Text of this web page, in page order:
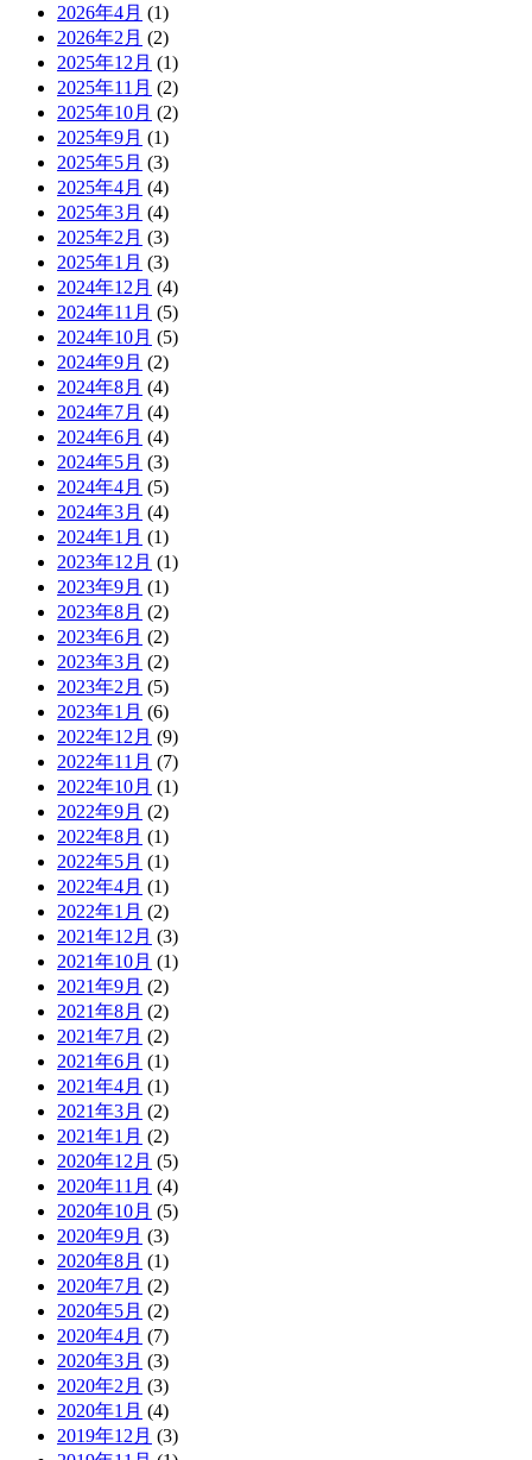
2026年4月 (1)
2026年2月 (2)
2025年12月 (1)
2025年11月 (2)
2025年10月 (2)
2025年9月 (1)
2025年5月 (3)
2025年4月 (4)
2025年3月 (4)
2025年2月 (3)
2025年1月 (3)
2024年12月 (4)
2024年11月 (5)
2024年10月 (5)
2024年9月 (2)
2024年8月 (4)
2024年7月 (4)
2024年6月 (4)
2024年5月 (3)
2024年4月 (5)
2024年3月 (4)
2024年1月 (1)
2023年12月 (1)
2023年9月 (1)
2023年8月 (2)
2023年6月 (2)
2023年3月 (2)
2023年2月 (5)
2023年1月 (6)
2022年12月 (9)
2022年11月 (7)
2022年10月 (1)
2022年9月 (2)
2022年8月 (1)
2022年5月 (1)
2022年4月 (1)
2022年1月 (2)
2021年12月 (3)
2021年10月 (1)
2021年9月 (2)
2021年8月 (2)
2021年7月 (2)
2021年6月 (1)
2021年4月 (1)
2021年3月 (2)
2021年1月 (2)
2020年12月 (5)
2020年11月 (4)
2020年10月 (5)
2020年9月 (3)
2020年8月 (1)
2020年7月 (2)
2020年5月 (2)
2020年4月 (7)
2020年3月 (3)
2020年2月 (3)
2020年1月 (4)
2019年12月 (3)